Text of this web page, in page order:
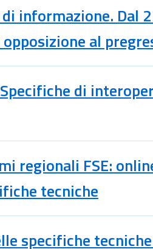
informazione. Dal
al
di
regionali FSE:
tecniche
specifiche